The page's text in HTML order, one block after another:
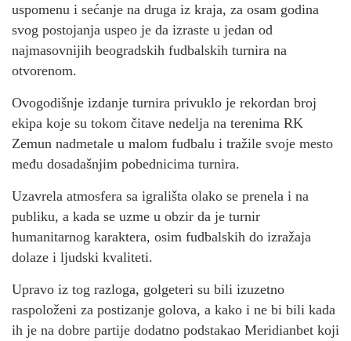
uspomenu i sećanje na druga iz kraja, za osam godina
svog postojanja uspeo je da izraste u jedan od
najmasovnijih beogradskih fudbalskih turnira na
otvorenom.
Ovogodišnje izdanje turnira privuklo je rekordan broj
ekipa koje su tokom čitave nedelja na terenima RK
Zemun nadmetale u malom fudbalu i tražile svoje mesto
među dosadašnjim pobednicima turnira.
Uzavrela atmosfera sa igrališta olako se prenela i na
publiku, a kada se uzme u obzir da je turnir
humanitarnog karaktera, osim fudbalskih do izražaja
dolaze i ljudski kvaliteti.
Upravo iz tog razloga, golgeteri su bili izuzetno
raspoloženi za postizanje golova, a kako i ne bi bili kada
ih je na dobre partije dodatno podstakao Meridianbet koji